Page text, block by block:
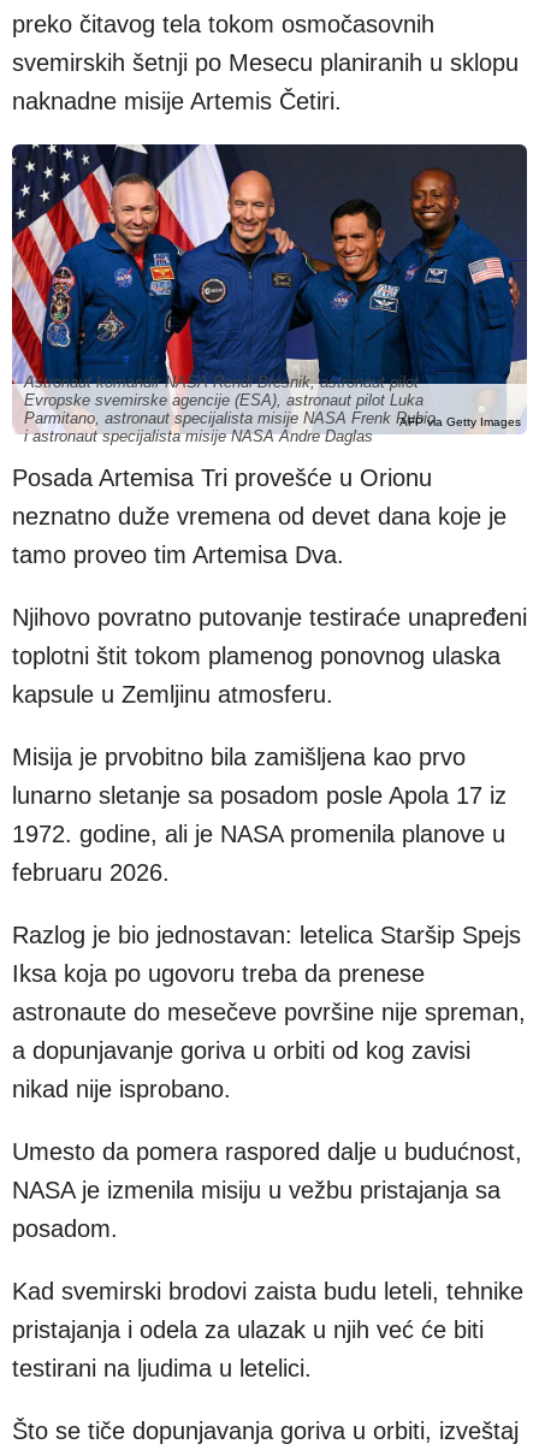
preko čitavog tela tokom osmočasovnih
svemirskih šetnji po Mesecu planiranih u sklopu
naknadne misije Artemis Četiri.
AFP via Getty Images
Astronaut komandir NASA Rendi Bresnik, astronaut pilot
Evropske svemirske agencije (ESA), astronaut pilot Luka
Parmitano, astronaut specijalista misije NASA Frenk Rubio
i astronaut specijalista misije NASA Andre Daglas
Posada Artemisa Tri provešće u Orionu
neznatno duže vremena od devet dana koje je
tamo proveo tim Artemisa Dva.
Njihovo povratno putovanje testiraće unapređeni
toplotni štit tokom plamenog ponovnog ulaska
kapsule u Zemljinu atmosferu.
Misija je prvobitno bila zamišljena kao prvo
lunarno sletanje sa posadom posle Apola 17 iz
1972. godine, ali je NASA promenila planove u
februaru 2026.
Razlog je bio jednostavan: letelica Staršip Spejs
Iksa koja po ugovoru treba da prenese
astronaute do mesečeve površine nije spreman,
a dopunjavanje goriva u orbiti od kog zavisi
nikad nije isprobano.
Umesto da pomera raspored dalje u budućnost,
NASA je izmenila misiju u vežbu pristajanja sa
posadom.
Kad svemirski brodovi zaista budu leteli, tehnike
pristajanja i odela za ulazak u njih već će biti
testirani na ljudima u letelici.
Što se tiče dopunjavanja goriva u orbiti, izveštaj